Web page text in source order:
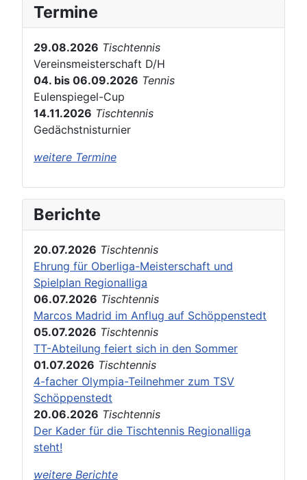
Termine
29.08.2026 Tischtennis
Vereinsmeisterschaft D/H
04. bis 06.09.2026 Tennis
Eulenspiegel-Cup
14.11.2026 Tischtennis
Gedächstnisturnier
weitere Termine
Berichte
20.07.2026 Tischtennis
Ehrung für Oberliga-Meisterschaft und
Spielplan Regionalliga
06.07.2026 Tischtennis
Marcos Madrid im Anflug auf Schöppenstedt
05.07.2026 Tischtennis
TT-Abteilung feiert sich in den Sommer
01.07.2026 Tischtennis
4-facher Olympia-Teilnehmer zum TSV
Schöppenstedt
20.06.2026 Tischtennis
Der Kader für die Tischtennis Regionalliga
steht!
weitere Berichte